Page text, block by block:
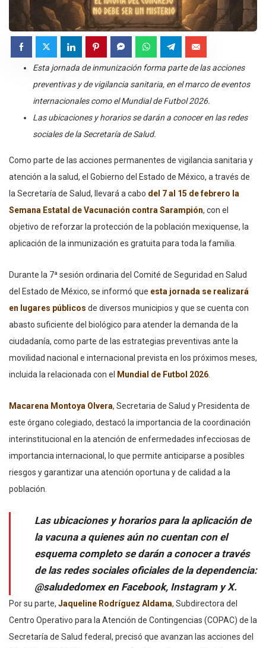
Esta jornada de inmunización forma parte de las acciones
preventivas y de vigilancia sanitaria, en el marco de eventos
internacionales como el Mundial de Futbol 2026.
Las ubicaciones y horarios se darán a conocer en las redes
sociales de la Secretaría de Salud.
Como parte de las acciones permanentes de vigilancia sanitaria y
atención a la salud, el Gobierno del Estado de México, a través de
la Secretaría de Salud, llevará a cabo del 7 al 15 de febrero la
Semana Estatal de Vacunación contra Sarampión, con el
objetivo de reforzar la protección de la población mexiquense, la
aplicación de la inmunización es gratuita para toda la familia.
Durante la 7ª sesión ordinaria del Comité de Seguridad en Salud
del Estado de México, se informó que esta jornada se realizará
en lugares públicos de diversos municipios y que se cuenta con
abasto suficiente del biológico para atender la demanda de la
ciudadanía, como parte de las estrategias preventivas ante la
movilidad nacional e internacional prevista en los próximos meses,
incluida la relacionada con el
Mundial de Futbol 2026.
Macarena Montoya Olvera, Secretaria de Salud y Presidenta de
este órgano colegiado, destacó la importancia de la coordinación
interinstitucional en la atención de enfermedades infecciosas de
importancia internacional, lo que permite anticiparse a posibles
riesgos y garantizar una atención oportuna y de calidad a la
población.
Las ubicaciones y horarios para la aplicación de
la vacuna a quienes aún no cuentan con el
esquema completo se darán a conocer a través
de las redes sociales oficiales de la dependencia:
@saludedomex en Facebook, Instagram y X.
Por su parte, Jaqueline Rodríguez Aldama, Subdirectora del
Centro Operativo para la Atención de Contingencias (COPAC) de la
Secretaría de Salud federal, precisó que avanzan las acciones del